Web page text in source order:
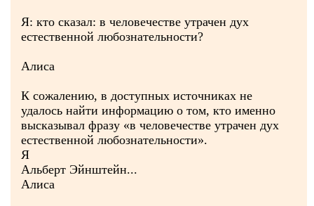
Я: кто сказал: в человечестве утрачен дух
естественной любознательности?
Алиса
К сожалению, в доступных источниках не
удалось найти информацию о том, кто именно
высказывал фразу «в человечестве утрачен дух
естественной любознательности».
Я
Альберт Эйнштейн...
Алиса